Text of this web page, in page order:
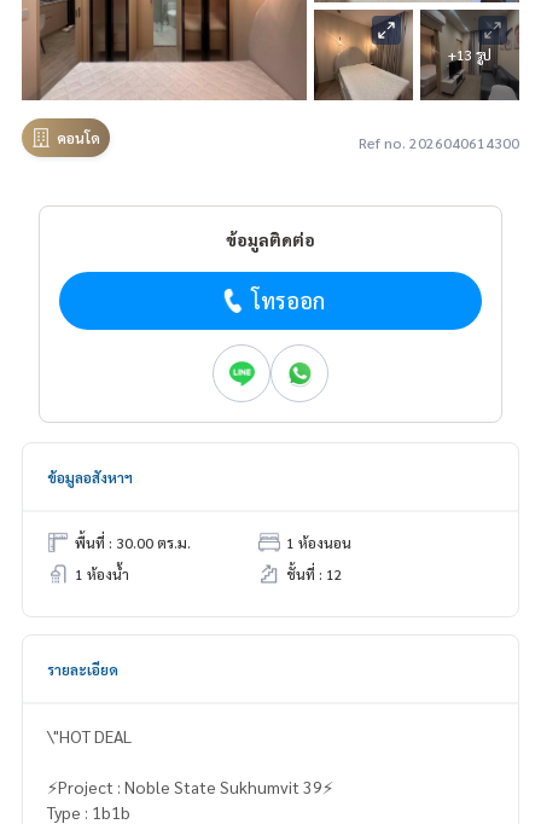
+13 รูป
คอนโด Ref no. 2026040614300
ข้อมูลติดต่อ
โทรออก
ข้อมูลอสังหาฯ
พื้นที่ : 30.00 ตร.ม.
1 ห้องนอน
1 ห้องน้ำ
ชั้นที่ : 12
รายละเอียด
\"HOT DEAL
⚡️Project : Noble State Sukhumvit 39⚡️
Type : 1b1b